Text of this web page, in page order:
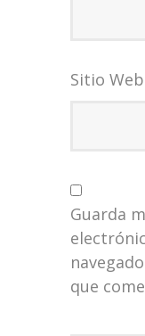
Sitio Web
Guarda
que